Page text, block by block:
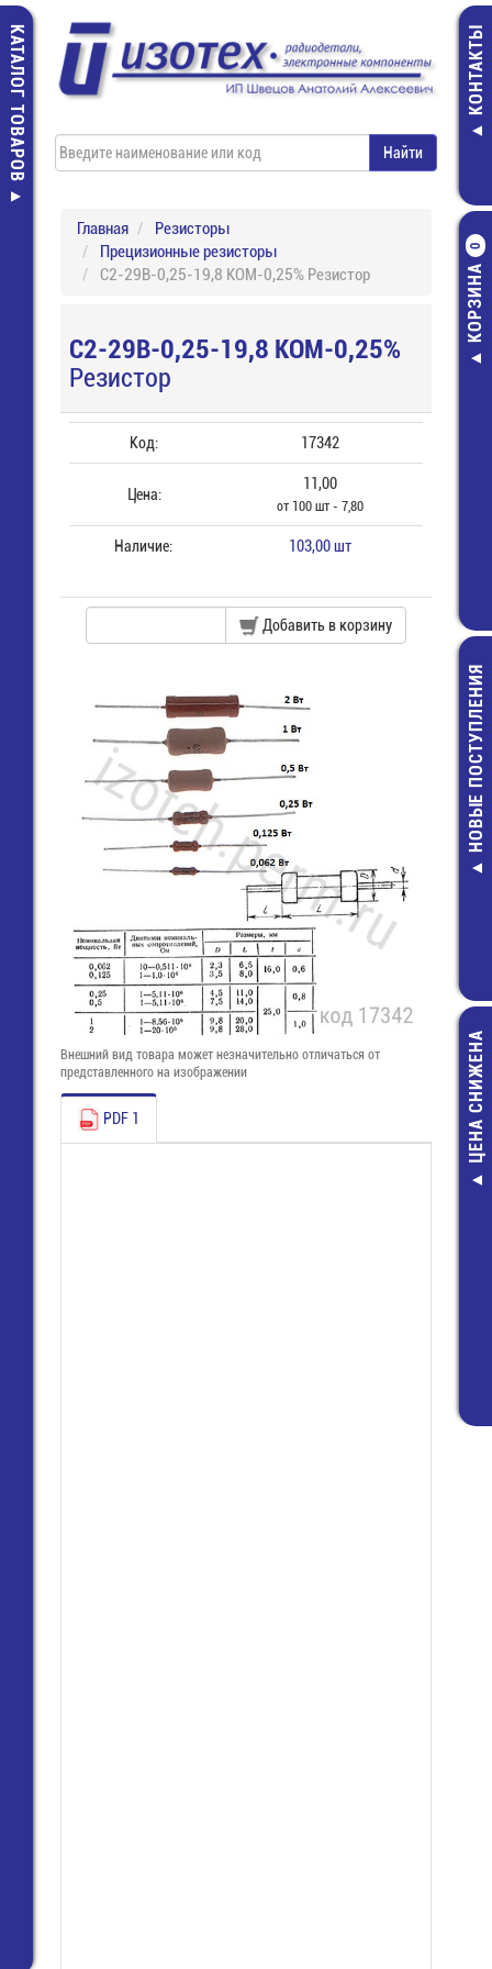
КАТАЛОГ ТОВАРОВ КОНТАКТЫ
КОРЗИНА
0
Разъем 2х 8
пайки на
прямой угол
НОВЫЕ ПОСТУПЛЕНИЯ
ЦЕНА СНИЖЕНА
Главная
Резисторы
Прецизионные резисторы
С2-29В-0,25-19,8 КОМ-0,25% Резистор
С2-29В-0,25-19,8 КОМ-0,25%
Резистор
Код: 17342
Цена:
11,00
от 100 шт - 7,80
Наличие: 103,00 шт
Добавить в корзину
Внешний вид товара может незначительно отличаться от
представленного на изображении
PDF 1